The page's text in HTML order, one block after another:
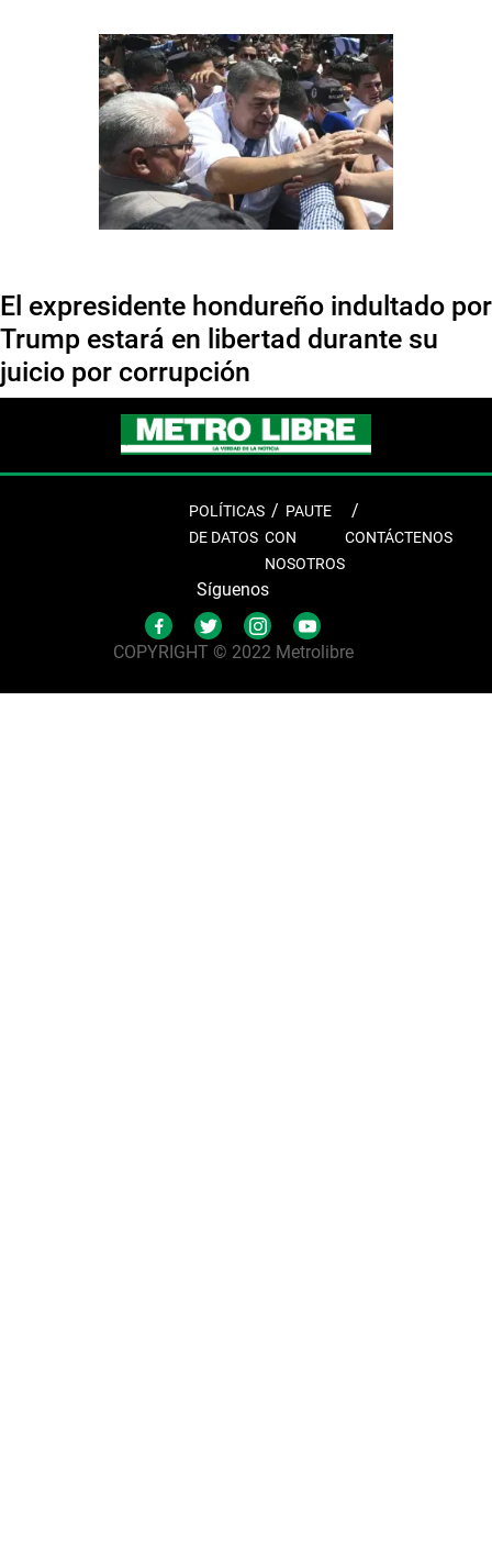
El expresidente hondureño indultado por
Trump estará en libertad durante su
juicio por corrupción
POLÍTICAS
DE DATOS
PAUTE
CON
NOSOTROS
CONTÁCTENOS
Síguenos
COPYRIGHT © 2022 Metrolibre